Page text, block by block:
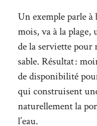
Un exemple parle
mois, va à la plage,
de la serviette pour
sable. Résultat :
de disponibilité
qui construisent
naturellement la
l’eau.